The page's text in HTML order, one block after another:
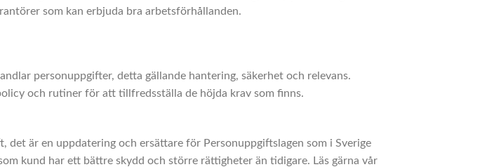
som kan erbjuda bra arbetsförhållanden.
personuppgifter, detta gällande hantering, säkerhet och relevans.
och rutiner för att tillfredsställa de höjda krav som finns.
är en uppdatering och ersättare för Personuppgiftslagen som i Sverige
kund har ett bättre skydd och större rättigheter än tidigare. Läs gärna vår